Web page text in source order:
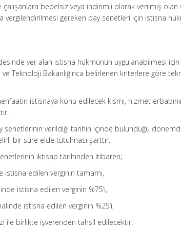
çalışanlara bedelsiz veya indirimli olarak verilmiş olan
vergilendirilmesi gereken pay senetleri için istisna
yer alan istisna hükmünün uygulanabilmesi için
Teknoloji Bakanlığınca belirlenen kriterlere göre
istisnaya konu edilecek kısmı, hizmet
senetlerinin verildiği tarihin içinde bulunduğu
bir süre elde tutulması şarttır.
iktisap tarihinden itibaren;
istisna edilen verginin tamamı,
istisna edilen verginin %75’i,
istisna edilen verginin %25’i,
ile birlikte işverenden tahsil edilecektir.